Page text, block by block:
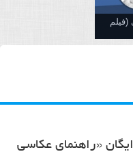
«راهنمای عکاسی